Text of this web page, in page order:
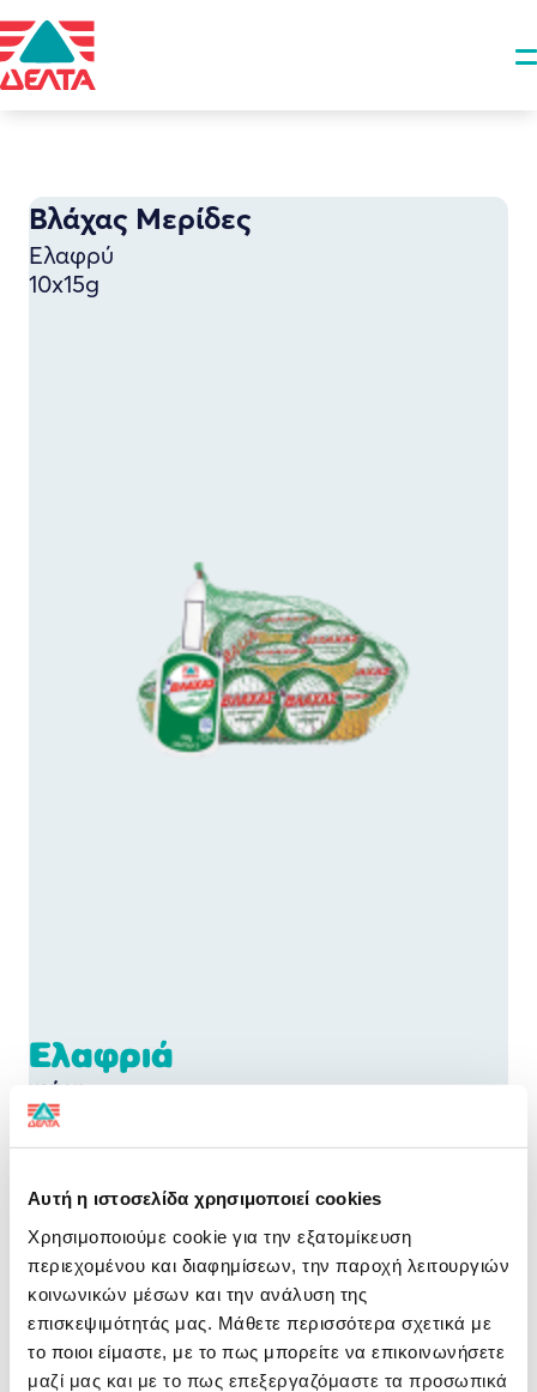
Αυτή η ιστοσελίδα χρησιμοποιεί cookies
Χρησιμοποιούμε cookie για την εξατομίκευση
περιεχομένου και διαφημίσεων, την παροχή λειτουργιών
κοινωνικών μέσων και την ανάλυση της
επισκεψιμότητάς μας. Μάθετε περισσότερα σχετικά με
το ποιοι είμαστε, με το πως μπορείτε να επικοινωνήσετε
μαζί μας και με το πως επεξεργαζόμαστε τα προσωπικά
Βλάχας Μερίδες
Ελαφρύ
10x15g
Ελαφριά
γεύση
Συμπυκνωμένο
Με αυθεντική γεύση και άριστη ποιότητα!
H σειρά ΔΕΛΤΑ ΒΛΑΧΑΣ περιλαμβάνει συμπυκνωμένο
γάλα πλήρες και ελαφρύ σε μονές και σε πολύ-
συσκευασίες καθώς και το αγαπημένο σε όλους ΔΕΛΤΑ
ΒΛΑΧΑΣ Ζαχαρούχο.